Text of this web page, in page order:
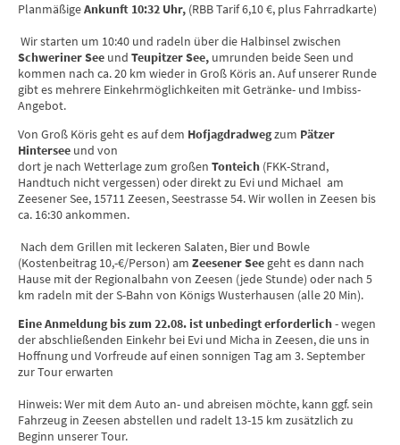
PlanmäßigeAnkunft 10:32 Uhr, (RBB Tarif 6,10 €, plus Fahrradkarte)
Wir starten um 10:40 und radeln über die Halbinsel zwischen
Schweriner See und Teupitzer See, umrunden beide Seen und
kommen nach ca. 20 km wieder in Groß Köris an. Auf unserer Runde
gibt es mehrere Einkehrmöglichkeiten mit Getränke- und Imbiss-
Angebot.
Von Groß Köris geht es auf dem Hofjagdradwegzum Pätzer
Hintersee und von
dort je nach Wetterlage zum großen Tonteich (FKK-Strand,
Handtuch nicht vergessen) oder direkt zu Evi und Michael am
Zeesener See, 15711 Zeesen, Seestrasse 54. Wir wollen in Zeesen bis
ca. 16:30 ankommen.
Nach dem Grillen mit leckeren Salaten, Bier und Bowle
(Kostenbeitrag 10,-€/Person) am Zeesener See geht es dann nach
Hause mit der Regionalbahn von Zeesen (jede Stunde) oder nach 5
km radeln mit der S-Bahn von Königs Wusterhausen (alle 20 Min).
Eine Anmeldung bis zum 22.08. ist unbedingt erforderlich- wegen
der abschließenden Einkehr bei Evi und Micha in Zeesen, die uns in
Hoffnung und Vorfreude auf einen sonnigen Tag am 3. September
zur Tour erwarten
Hinweis: Wer mit dem Auto an- und abreisen möchte, kann ggf. sein
Fahrzeug in Zeesen abstellen und radelt 13-15 km zusätzlich zu
Beginn unserer Tour.